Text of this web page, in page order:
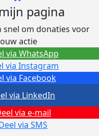
pagina
snel om donaties voor
actie
via Facebook
via Instagram
via e-mail
via SMS
via LinkedIn
via WhatsApp